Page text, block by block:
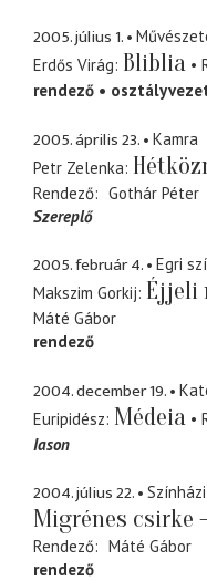
2005. július 1.
Erdős Virág Bliblia
rendező
2005. április 23.
Kamra
Petr Zelenka
Rendező
Gothár Péter
Szereplő
2005. február 4.
Egri
Makszim Gorkij Éjjeli
Máté Gábor
rendező
2004. december 19.
Euripidész Médeia
Iason
2004. július 22.
Migrénes csirke
Rendező
Máté Gábor
rendező